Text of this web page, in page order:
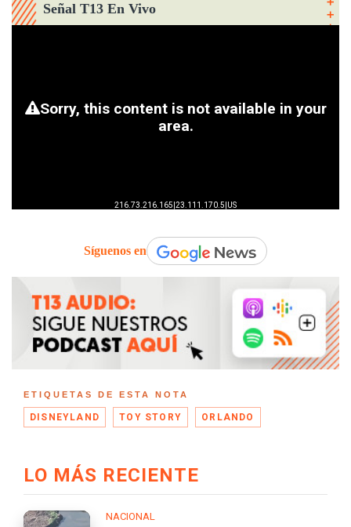
Señal T13 En Vivo
Síguenos en
ETIQUETAS DE ESTA NOTA
DISNEYLAND TOY STORY ORLANDO
LO MÁS RECIENTE
NACIONAL